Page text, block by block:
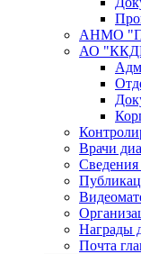
АНМО
АО
Врачи
Награды
Почта